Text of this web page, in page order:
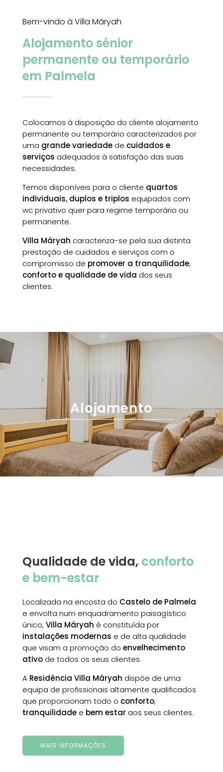
Bem-vindo à Villa Máryah
Alojamento sénior
permanente ou temporário
em Palmela
Colocamos à disposição do cliente alojamento
permanente ou temporário caracterizados por
uma grande variedade de cuidados e
serviços adequados à satisfação das suas
necessidades.
Temos disponíveis para o cliente quartos
individuais, duplos e triplos equipados com
wc privativo quer para regime temporário ou
permanente.
Villa Máryah caracteriza-se pela sua distinta
prestação de cuidados e serviços com o
compromisso de promover a tranquilidade,
conforto e qualidade de vida dos seus
clientes.
Alojamento
Qualidade de vida, conforto
e bem-estar
Localizada na encosta do Castelo de Palmela
e envolta num enquadramento paisagístico
único, Villa Máryah é constituída por
instalações modernas e de alta qualidade
que visam a promoção do envelhecimento
ativode todos os seus clientes.
A Residência Villa Máryah dispõe de uma
equipa de profissionais altamente qualificados
que proporcionam todo o conforto,
tranquilidadee bem estar aos seus clientes.
MAIS INFORMAÇÕES